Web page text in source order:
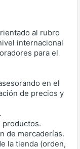
al rubro
internacional
para el
en el
de precios y
productos.
de mercaderías.
la tienda (orden,